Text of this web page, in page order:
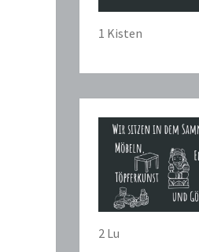
1 Kisten
2 Lu